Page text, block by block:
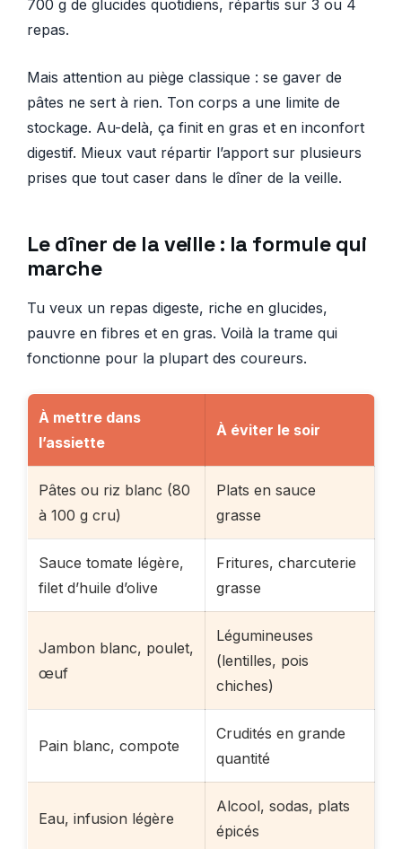
700 g de glucides quotidiens, répartis sur 3 ou 4
repas.
Mais attention au piège classique : se gaver de
pâtes ne sert à rien. Ton corps a une limite de
stockage. Au-delà, ça finit en gras et en inconfort
digestif. Mieux vaut répartir l’apport sur plusieurs
prises que tout caser dans le dîner de la veille.
Le dîner de la veille : la formule qui
marche
Tu veux un repas digeste, riche en glucides,
pauvre en fibres et en gras. Voilà la trame qui
fonctionne pour la plupart des coureurs.
À mettre dans
l’assiette
À éviter le soir
Pâtes ou riz blanc (80
à 100 g cru)
Plats en sauce
grasse
Sauce tomate légère,
filet d’huile d’olive
Fritures, charcuterie
grasse
Jambon blanc, poulet,
œuf
Légumineuses
(lentilles, pois
chiches)
Pain blanc, compote
Crudités en grande
quantité
Eau, infusion légère
Alcool, sodas, plats
épicés